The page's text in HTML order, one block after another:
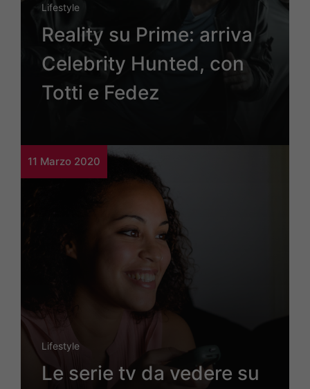
Lifestyle
Reality su Prime: arriva
Celebrity Hunted, con
Totti e Fedez
11 Marzo 2020
Lifestyle
Le serie tv da vedere su